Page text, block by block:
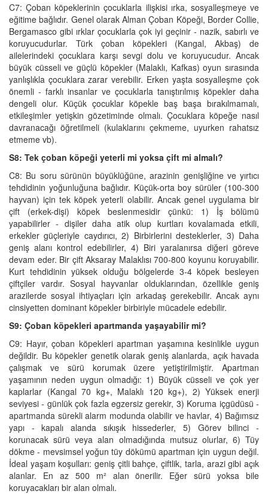
C7: Çoban köpeklerinin çocuklarla ilişkisi ırka, sosyalleşmeye ve
eğitime bağlıdır. Genel olarak Alman Çoban Köpeği, Border Collie,
Bergamasco gibi ırklar çocuklarla çok iyi geçinir - nazik, sabırlı ve
koruyucudurlar. Türk çoban köpekleri (Kangal, Akbaş) de
ailelerindeki çocuklara karşı sevgi dolu ve koruyucudur. Ancak
büyük cüsseli ve güçlü köpekler (Malaklı, Kafkas) oyun sırasında
yanlışlıkla çocuklara zarar verebilir. Erken yaşta sosyalleşme çok
önemli - farklı insanlar ve çocuklarla tanıştırılmış köpekler daha
dengeli olur. Küçük çocuklar köpekle baş başa bırakılmamalı,
etkileşimler yetişkin gözetiminde olmalı. Çocuklara köpeğe nasıl
davranacağı öğretilmeli (kulaklarını çekmeme, uyurken rahatsız
etmeme vb).
S8: Tek çoban köpeği yeterli mi yoksa çift mi almalı?
C8: Bu soru sürünün büyüklüğüne, arazinin genişliğine ve yırtıcı
tehdidinin yoğunluğuna bağlıdır. Küçük-orta boy sürüler (100-300
hayvan) için tek köpek yeterli olabilir. Ancak genel uygulama bir
çift (erkek-dişi) köpek beslenmesidir çünkü: 1) İş bölümü
yapabilirler - dişiler daha atik olup kurtları kovalamada etkili,
erkekler güçleriyle caydırıcı, 2) Birbirlerini desteklerler, 3) Daha
geniş alanı kontrol edebilirler, 4) Biri yaralanırsa diğeri göreve
devam eder. Bir çift Aksaray Malaklısı 700-800 koyunu koruyabilir.
Kurt tehdidinin yüksek olduğu bölgelerde 3-4 köpek besleyen
çiftçiler vardır. Sosyal hayvanlar olduklarından, özellikle geniş
arazilerde sosyal ihtiyaçları için arkadaş gerekebilir. Ancak aynı
cinsiyetten dominant köpekler birbiriyle mücadele edebilir.
S9: Çoban köpekleri apartmanda yaşayabilir mi?
C9: Hayır, çoban köpekleri apartman yaşamına kesinlikle uygun
değildir. Bu köpekler genetik olarak geniş alanlarda, açık havada
çalışmak ve sürü korumak üzere yetiştirilmiştir. Apartman
yaşamının neden uygun olmadığı: 1) Büyük cüsseli ve çok yer
kaplarlar (Kangal 70 kg+, Malaklı 120 kg+), 2) Yüksek enerji
seviyesi - günlük çok fazla egzersiz gerekir, 3) Koruma içgüdüsü -
apartmanda sürekli alarm modunda olabilir ve havlar, 4) Bağımsız
yapı - kapalı alanda sıkışık hissederler, 5) Görev bilinci -
korunacak sürü veya alan olmadığında mutsuz olurlar, 6) Tüy
dökme - mevsimsel yoğun tüy dökümü apartman için uygun değil.
İdeal yaşam koşulları: geniş çitli bahçe, çiftlik, tarla, arazi gibi açık
alanlar. En az 500 m² alan önerilir. Eğer sürü yoksa bile
koruyacakları bir alan olmalı.